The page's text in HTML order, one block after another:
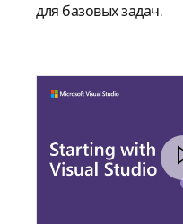
для базовых задач.